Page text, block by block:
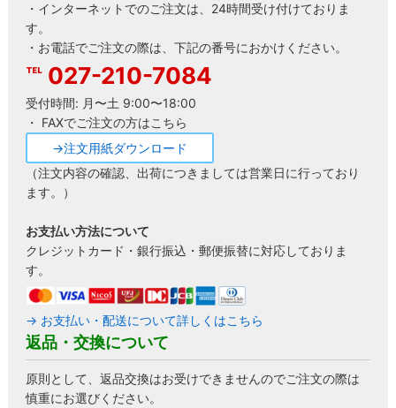
・インターネットでのご注文は、24時間受け付けておりま
す。
・お電話でご注文の際は、下記の番号におかけください。
027-210-7084
受付時間: 月〜土 9:00〜18:00
・ FAXでご注文の方はこちら
→注文用紙ダウンロード
（注文内容の確認、出荷につきましては営業日に行っており
ます。）
お支払い方法について
クレジットカード・銀行振込・郵便振替に対応しておりま
す。
→ お支払い・配送について詳しくはこちら
返品・交換について
原則として、返品交換はお受けできませんのでご注文の際は
慎重にお選びください。